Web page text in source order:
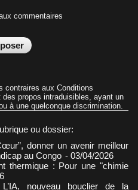
commentaires
contraires aux Conditions
propos intraduisibles, ayant un
à une quelconque discrimination.
ou dossier:
donner un avenir meilleur
au Congo - 03/04/2026
thermique : Pour une "chimie
nouveau bouclier de la